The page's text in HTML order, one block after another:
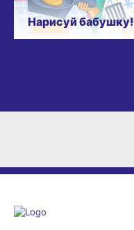
Нарисуй бабушку!